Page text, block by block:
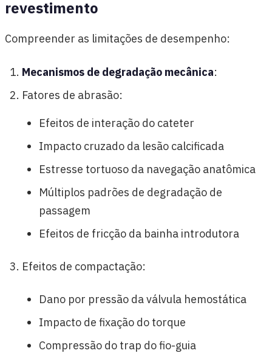
revestimento
Compreender as limitações de desempenho:
Mecanismos de degradação mecânica:
Fatores de abrasão:
Efeitos de interação do cateter
Impacto cruzado da lesão calcificada
Estresse tortuoso da navegação anatômica
Múltiplos padrões de degradação de
passagem
Efeitos de fricção da bainha introdutora
Efeitos de compactação:
Dano por pressão da válvula hemostática
Impacto de fixação do torque
Compressão do trap do fio-guia